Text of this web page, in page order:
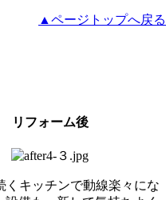
▲ページトップへ戻る
リフォーム後
くキッチンで動線楽々にな